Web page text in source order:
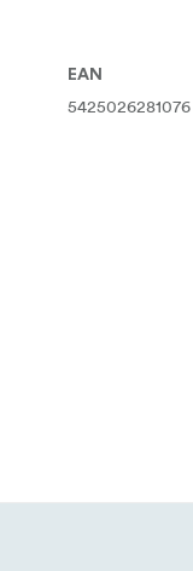
EAN
5425026281076